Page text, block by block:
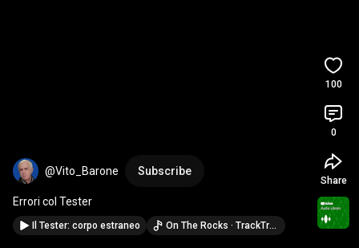
@Vito_Barone Subscribe
Errori col Tester
Il Tester: corpo estraneo On The Rocks · TrackTribe
100
0
Share